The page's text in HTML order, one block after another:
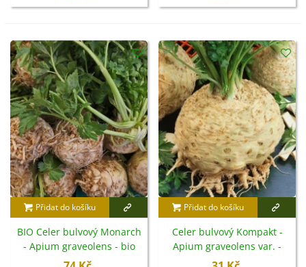
Přidat do košíku
BIO Celer bulvový Monarch
- Apium graveolens - bio
semena - 20 ks
Přidat do košíku
Celer bulvový Kompakt -
Apium graveolens var. -
semena - 300 ks